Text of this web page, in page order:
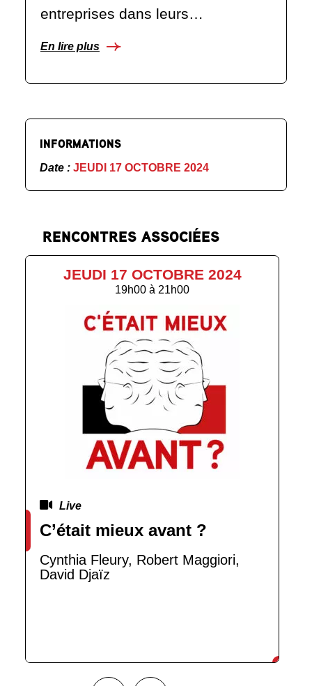
entreprises dans leurs…
En lire plus
INFORMATIONS
Date : JEUDI 17 OCTOBRE 2024
RENCONTRES ASSOCIÉES
JEUDI 17 OCTOBRE 2024
19h00 à 21h00
Live
C’était mieux avant ?
Cynthia Fleury, Robert Maggiori,
David Djaïz